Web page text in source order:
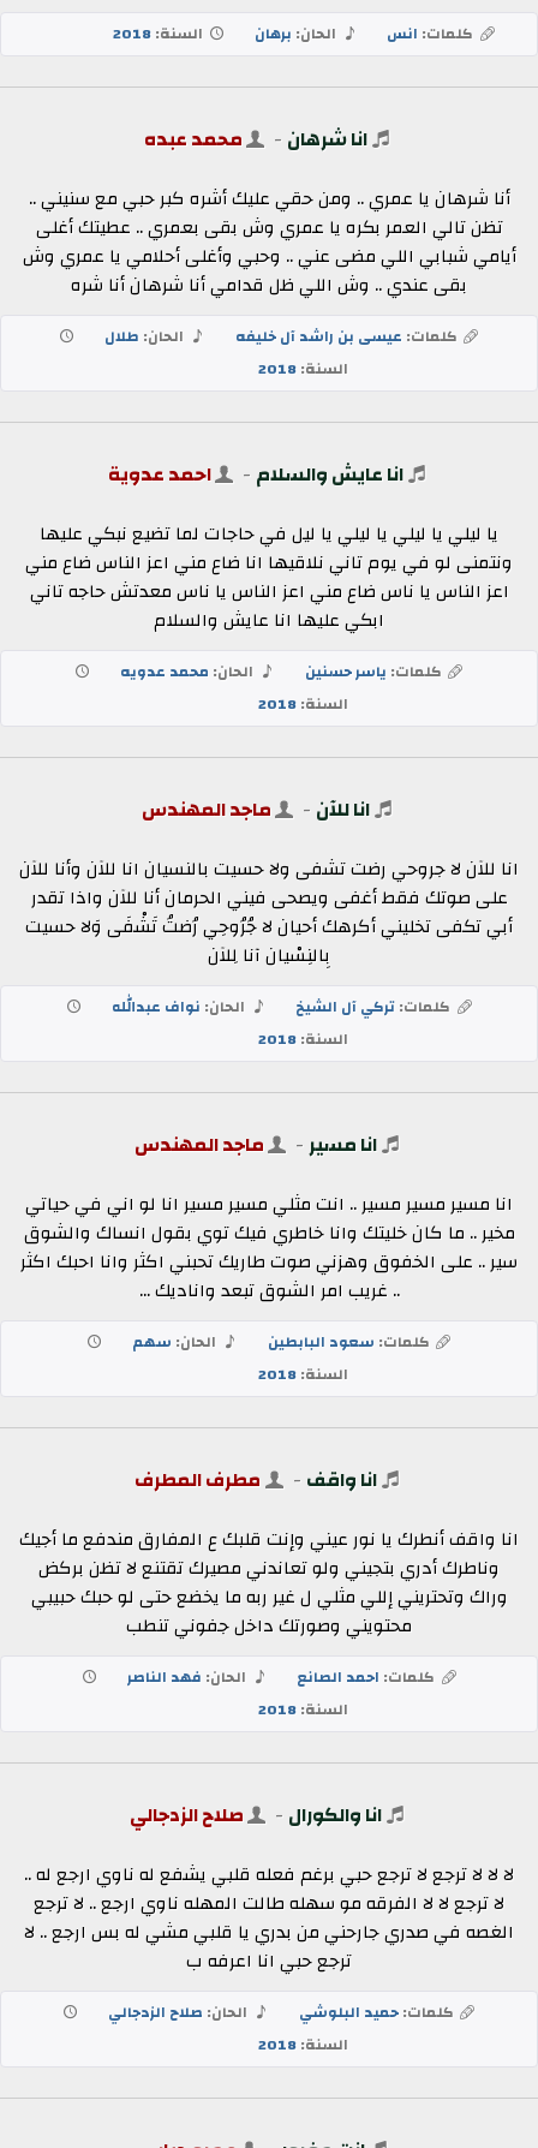
كلمات: انس الحان: برهان السنة:2018
انا شرهان - محمد عبده
أنا شرهان يا عمري .. ومن حقي عليك أشره كبر حبي مع سنيني ..
تظن تالي العمر بكره يا عمري وش بقى بعمري .. عطيتك أغلى
أيامي شبابي اللي مضى عني .. وحبي وأغلى أحلامي يا عمري وش
بقى عندي .. وش اللي ظل قدامي أنا شرهان أنا شره
كلمات: عيسى بن راشد آل خليفه الحان: طلال
السنة:2018
انا عايش والسلام - احمد عدوية
يا ليلي يا ليلي يا ليلي يا ليل في حاجات لما تضيع نبكي عليها
ونتمنى لو في يوم تاني نلاقيها انا ضاع مني اعز الناس ضاع مني
اعز الناس يا ناس ضاع مني اعز الناس يا ناس معدتش حاجه تاني
ابكي عليها انا عايش والسلام
كلمات: ياسر حسنين الحان: محمد عدويه
السنة:2018
انا للآن - ماجد المهندس
انا للآن لا جروحي رضت تشفى ولا حسيت بالنسيان انا للآن وأنا للآن
على صوتك فقط أغفى ويصحى فيني الحرمان أنا للآن واذا تقدر
أبي تكفى تخليني أكرهك أحيان لا جُرُوحِي رُضتُ تَشْفَى وَلا حسيت
بِالنِسْيان آنا لِلآن
كلمات:تركي آل الشيخ الحان: نواف عبدالله
السنة:2018
انا مسير- ماجد المهندس
انا مسير مسير مسير .. انت مثلي مسير مسير انا لو اني في حياتي
مخير .. ما كان خليتك وانا خاطري فيك توي بقول انساك والشوق
سير .. على الخفوق وهزني صوت طاريك تحبني اكثر وانا احبك اكثر
.. غريب امر الشوق تبعد واناديك ...
كلمات: سعود البابطين الحان: سهم
السنة:2018
انا واقف - مطرف المطرف
انا واقف أنطرك يا نور عيني وإنت قلبك ع المفارق مندفع ما أجيك
وناطرك أدري بتجيني ولو تعاندني مصيرك تقتنع لا تظن بركض
وراك وتحتريني إللي مثلي ل غير ربه ما يخضع حتى لو حبك حبيبي
محتويني وصورتك داخل جفوني تنطب
كلمات: احمد الصانع الحان: فهد الناصر
السنة:2018
انا والكورال - صلاح الزدجالي
لا لا لا ترجع لا ترجع حبي برغم فعله قلبي يشفع له ناوي ارجع له ..
لا ترجع لا لا الفرقه مو سهله طالت المهله ناوي ارجع .. لا ترجع
الغصه في صدري جارحني من بدري يا قلبي مشي له بس ارجع .. لا
ترجع حبي انا اعرفه ب
كلمات:حميد البلوشي الحان: صلاح الزدجالي
السنة:2018